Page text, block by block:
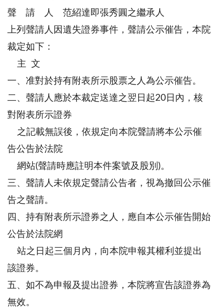
聲 請 人 范紹達即張秀圓之繼承人
上列聲請人因遺失證券事件，聲請公示催告，本院
裁定如下：
主 文
一、准對於持有附表所示股票之人為公示催告。
二、聲請人應於本裁定送達之翌日起20日內，核
對附表所示證券
之記載無誤後，依規定向本院聲請將本公示催
告公告於法院
網站(聲請時應註明本件案號及股別)。
三、聲請人未依規定聲請公告者，視為撤回公示催
告之聲請。
四、持有附表所示證券之人，應自本公示催告開始
公告於法院網
站之日起三個月內，向本院申報其權利並提出
該證券。
五、如不為申報及提出證券，本院將宣告該證券為
無效。